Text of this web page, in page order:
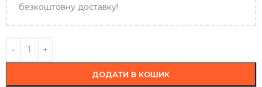
безкоштовну доставку!
ДОДАТИ В КОШИК